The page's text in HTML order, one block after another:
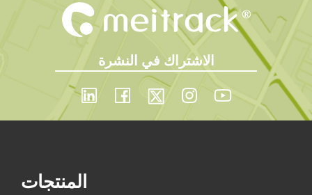
الاشتراك في النشرة
المنتجات